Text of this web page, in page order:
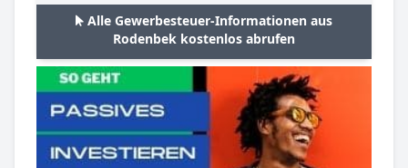
Alle Gewerbesteuer-Informationen aus
Rodenbek kostenlos abrufen